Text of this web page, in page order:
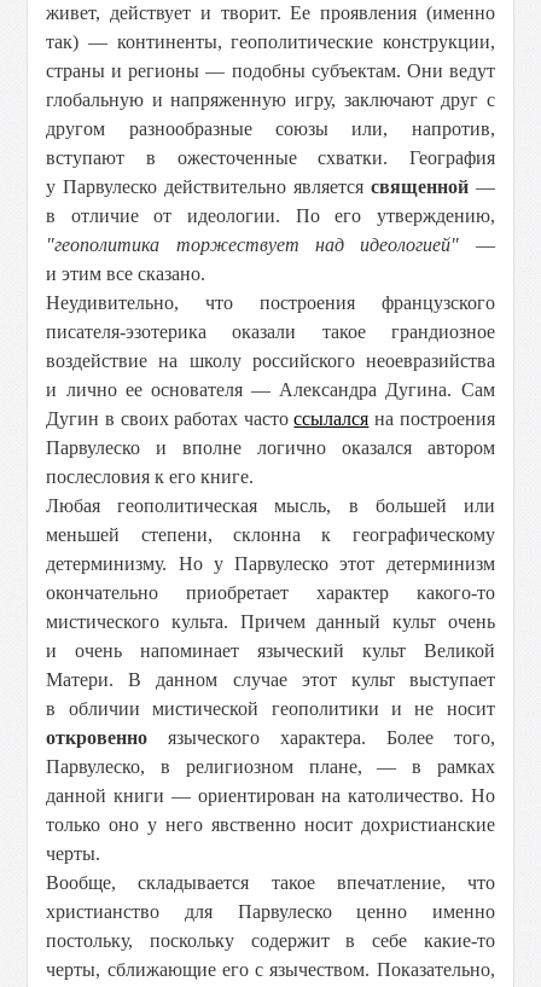
живет, действует и творит. Ее проявления (именно
так) — континенты, геополитические конструкции,
страны и регионы — подобны субъектам. Они ведут
глобальную и напряженную игру, заключают друг с
другом разнообразные союзы или, напротив,
вступают в ожесточенные схватки. География
у Парвулеско действительно является священной—
в отличие от идеологии. По его утверждению,
"геополитика торжествует над идеологией" —
и этим все сказано.
Неудивительно, что построения французского
писателя-эзотерика оказали такое грандиозное
воздействие на школу российского неоевразийства
и лично ее основателя — Александра Дугина. Сам
Дугин в своих работах частоссылался на построения
Парвулеско и вполне логично оказался автором
послесловия к его книге.
Любая геополитическая мысль, в большей или
меньшей степени, склонна к географическому
детерминизму. Но у Парвулеско этот детерминизм
окончательно приобретает характер какого-то
мистического культа. Причем данный культ очень
и очень напоминает языческий культ Великой
Матери. В данном случае этот культ выступает
в обличии мистической геополитики и не носит
откровенно языческого характера. Более того,
Парвулеско, в религиозном плане, — в рамках
данной книги — ориентирован на католичество. Но
только оно у него явственно носит дохристианские
черты.
Вообще, складывается такое впечатление, что
христианство для Парвулеско ценно именно
постольку, поскольку содержит в себе какие-то
черты, сближающие его с язычеством. Показательно,